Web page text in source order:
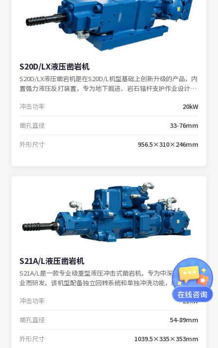
S20D/LX液压凿岩机
S20D/LX液压凿岩机是在S20D/L机型基础上创新升级的产品，内
置强力液压反打装置，专为地下掘进、岩石锚杆支护作业设计，
冲击功率
20kW
凿孔直径 33-76mm
外形尺寸 956.5×310×246mm
S21A/L液压凿岩机
S21A/L是一款专业级重型液压冲击式凿岩机，专为中深孔钻探作
业而研发。该机型配备独立回转系统和单独冲洗功能，内置缓冲
冲击功率
21kW
凿孔直径 54-89mm
外形尺寸 1039.5×335×353mm